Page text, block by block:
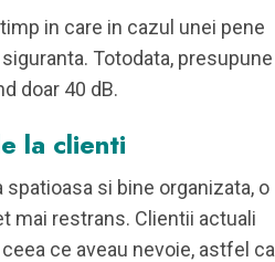
in care in cazul unei pene
Totodata, presupune
doar 40 dB.
la clienti
si bine organizata, o
mai restrans. Clientii actuali
ce aveau nevoie, astfel ca